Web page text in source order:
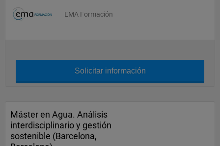
EMA Formación
Solicitar información
Máster en Agua. Análisis
interdisciplinario y gestión
sostenible (Barcelona,